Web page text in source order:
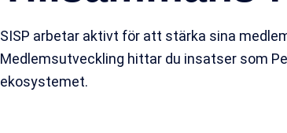
SISP arbetar aktivt för att stärka sina
Medlemsutveckling hittar du insatser som
ekosystemet.